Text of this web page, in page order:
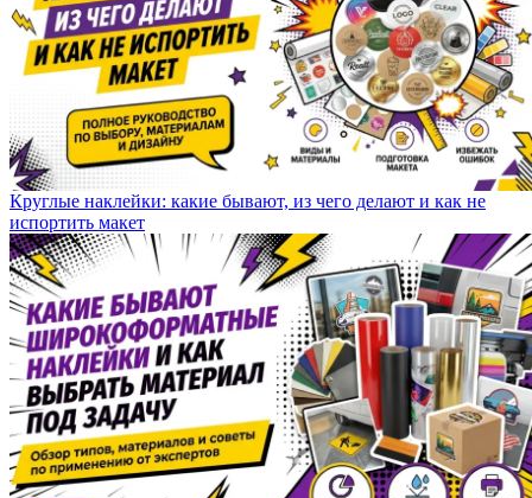
Круглые наклейки: какие бывают, из чего делают и как не
испортить макет